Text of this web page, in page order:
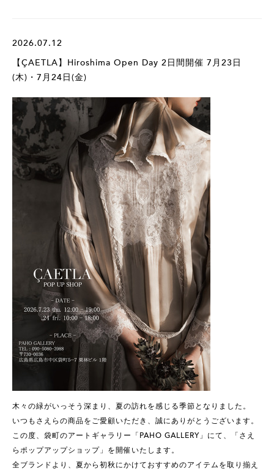
2026.07.12
【ÇAETLA】Hiroshima Open Day 2日間開催 7月23日
(木)・7月24日(金)
木々の緑がいっそう深まり、夏の訪れを感じる季節となりました。
いつもさえらの商品をご愛顧いただき、誠にありがとうございます。
この度、袋町のアートギャラリー「PAHO GALLERY」にて、「さえ
らポップアップショップ」を開催いたします。
全ブランドより、夏から初秋にかけておすすめのアイテムを取り揃え